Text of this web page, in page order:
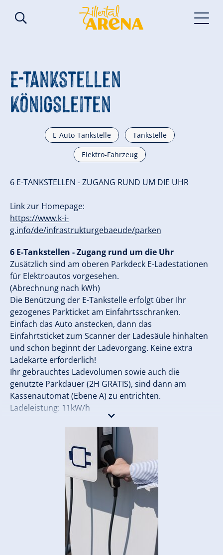
E-Tankstellen
Königsleiten
E-Auto-Tankstelle Tankstelle
Elektro-Fahrzeug
6 E-TANKSTELLEN - ZUGANG RUND UM DIE UHR
Link zur Homepage:
https://www.k-i-
g.info/de/infrastrukturgebaeude/parken
6 E-Tankstellen - Zugang rund um die Uhr
Zusätzlich sind am oberen Parkdeck E-Ladestationen
für Elektroautos vorgesehen.
(Abrechnung nach kWh)
Die Benützung der E-Tankstelle erfolgt über Ihr
gezogenes Parkticket am Einfahrtsschranken.
Einfach das Auto anstecken, dann das
Einfahrtsticket zum Scanner der Ladesäule hinhalten
und schon beginnt der Ladevorgang. Keine extra
Ladekarte erforderlich!
Ihr gebrauchtes Ladevolumen sowie auch die
genutzte Parkdauer (2H GRATIS), sind dann am
Kassenautomat (Ebene A) zu entrichten.
Ladeleistung: 11kW/h
Bezahlsystem: Münzen, NFC, Kreditkarte
Link zur Homepage:
https://www.k-i-
g.info/de/infrastrukturgebaeude/parken